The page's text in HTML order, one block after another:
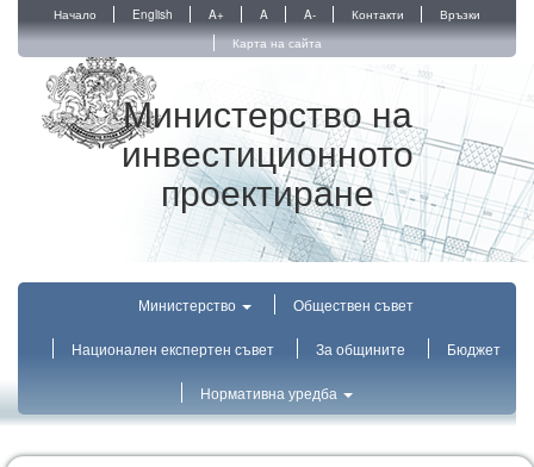
Начало English A+ A A- Контакти
Връзки
Карта на сайта
Министерство на
инвестиционното
проектиране
Министерство Обществен съвет
Национален експертен съвет За общините Бюджет
Нормативна уредба